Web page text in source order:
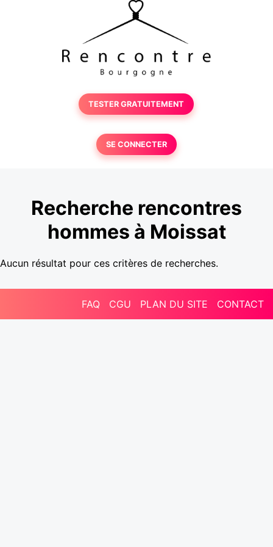
TESTER GRATUITEMENT
SE CONNECTER
Recherche rencontres
hommes à Moissat
Aucun résultat pour ces critères de recherches.
FAQ CGU PLAN DU SITE CONTACT